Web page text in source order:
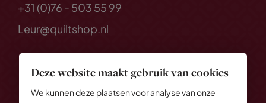
Deze website maakt gebruik van cookies
We kunnen deze plaatsen voor analyse van onze
+31 (0)76 - 503 55 99
Leur@quiltshop.nl